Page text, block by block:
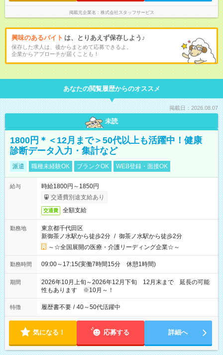
掲載元企業名 株式会社スタッフサービス
興味のあるバイト は、とりあえず保存しよう♪
保存した求人は、後からまとめて応募できるよ。
企業からアプローチが届くことも！
あなたの閲覧履歴からのオススメ
掲載日：2026.08.07
未読
1800円＊＜12月まで＞50代以上も活躍中！健康
診断データ入力・集計など
派遣 職種未経験OK ブランクOK WEB登録・面接OK
給与
時給1800円～1850円
交通費別途支給あり
交通費 全額支給
勤務地
東京都千代田区
新御茶ノ水駅から徒歩2分 / 御茶ノ水駅から徒歩2分
～☆全国展開の医療・介護リーディング企業☆～
勤務時間 09:00～17:15(実働7時間15分 休憩1時間)
期間
2026年10月上旬～2026年12月下旬 12月末まで 延長の可能
性もあります ※10月～！
特徴 履歴書不要 / 40～50代活躍中
気になる！ 応募する 詳細へ